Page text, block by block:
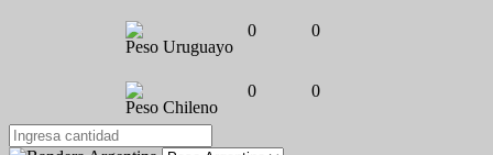
Peso Uruguayo
0 0
Peso Chileno
0 0